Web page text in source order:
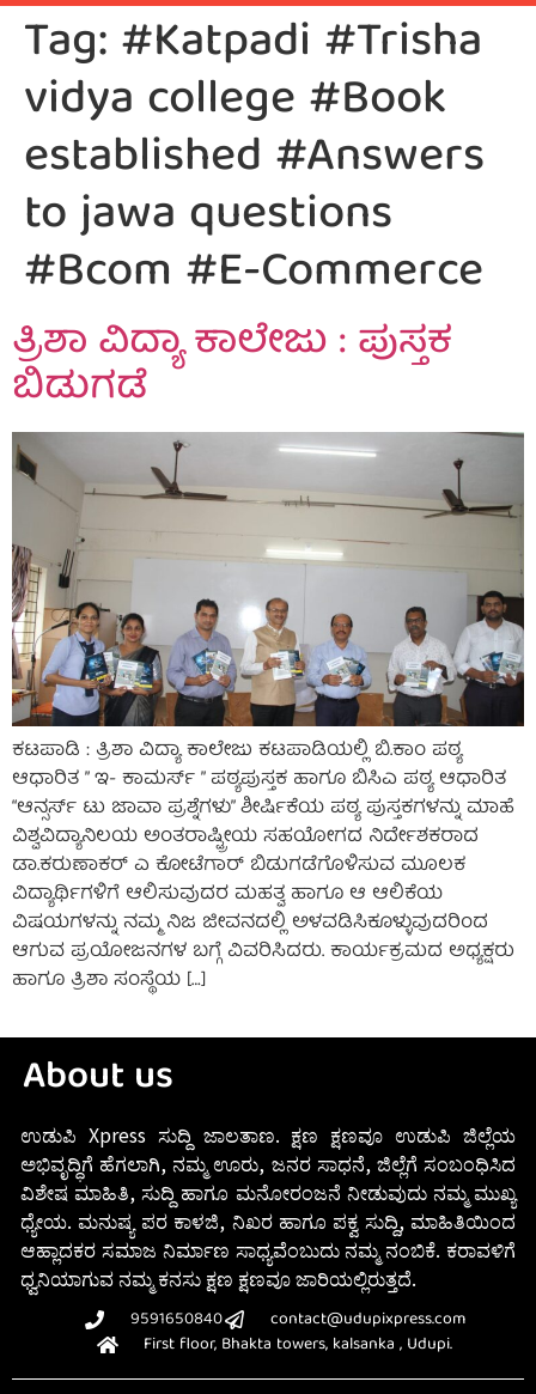
Tag:#Katpadi #Trisha
vidya college #Book
established #Answers
to jawa questions
#Bcom #E-Commerce
ತ್ರಿಶಾ ವಿದ್ಯಾ ಕಾಲೇಜು : ಪುಸ್ತಕ
ಬಿಡುಗಡೆ
ಕಟಪಾಡಿ : ತ್ರಿಶಾ ವಿದ್ಯಾ ಕಾಲೇಜು ಕಟಪಾಡಿಯಲ್ಲಿ ಬಿ.ಕಾಂ ಪಠ್ಯ
ಆಧಾರಿತ ” ಇ- ಕಾಮರ್ಸ್ ” ಪಠ್ಯಪುಸ್ತಕ ಹಾಗೂ ಬಿಸಿಎ‌‌ ಪಠ್ಯ ಆಧಾರಿತ
“ಆನ್ಸರ್ಸ್ ಟು ಜಾವಾ ಪ್ರಶ್ನೆಗಳು” ಶೀರ್ಷಿಕೆಯ ಪಠ್ಯ ಪುಸ್ತಕಗಳನ್ನು ಮಾಹೆ
ವಿಶ್ವವಿದ್ಯಾನಿಲಯ ಅಂತರಾಷ್ಟ್ರೀಯ ಸಹಯೋಗದ ನಿರ್ದೇಶಕರಾದ
ಡಾ.ಕರುಣಾಕರ್ ಎ ಕೋಟೆಗಾರ್ ಬಿಡುಗಡೆಗೊಳಿಸುವ ಮೂಲಕ
ವಿದ್ಯಾರ್ಥಿಗಳಿಗೆ ಆಲಿಸುವುದರ ಮಹತ್ವ ಹಾಗೂ ಆ ಆಲಿಕೆಯ
ವಿಷಯಗಳನ್ನು ನಮ್ಮ ನಿಜ ಜೀವನದಲ್ಲಿ ಅಳವಡಿಸಿಕೂಳ್ಳುವುದರಿಂದ
ಆಗುವ ಪ್ರಯೋಜನಗಳ ಬಗ್ಗೆ ವಿವರಿಸಿದರು. ಕಾರ್ಯಕ್ರಮದ ಅಧ್ಯಕ್ಷರು
ಹಾಗೂ ತ್ರಿಶಾ ಸಂಸ್ಥೆಯ […]
About us
ಉಡುಪಿ Xpress ಸುದ್ದಿ ಜಾಲತಾಣ. ಕ್ಷಣ ಕ್ಷಣವೂ ಉಡುಪಿ ಜಿಲ್ಲೆಯ
ಅಭಿವೃದ್ಧಿಗೆ ಹೆಗಲಾಗಿ, ನಮ್ಮ ಊರು, ಜನರ ಸಾಧನೆ, ಜಿಲ್ಲೆಗೆ ಸಂಬಂಧಿಸಿದ
ವಿಶೇಷ ಮಾಹಿತಿ, ಸುದ್ದಿ ಹಾಗೂ ಮನೋರಂಜನೆ ನೀಡುವುದು ನಮ್ಮ ಮುಖ್ಯ
ಧ್ಯೇಯ. ಮನುಷ್ಯ ಪರ ಕಾಳಜಿ, ನಿಖರ ಹಾಗೂ ಪಕ್ವ ಸುದ್ದಿ, ಮಾಹಿತಿಯಿಂದ
ಆಹ್ಲಾದಕರ ಸಮಾಜ ನಿರ್ಮಾಣ ಸಾಧ್ಯವೆಂಬುದು ನಮ್ಮ ನಂಬಿಕೆ. ಕರಾವಳಿಗೆ
ಧ್ವನಿಯಾಗುವ ನಮ್ಮ ಕನಸು ಕ್ಷಣ ಕ್ಷಣವೂ ಜಾರಿಯಲ್ಲಿರುತ್ತದೆ.
9591650840
contact@udupixpress.com
First floor, Bhakta towers, kalsanka , Udupi.